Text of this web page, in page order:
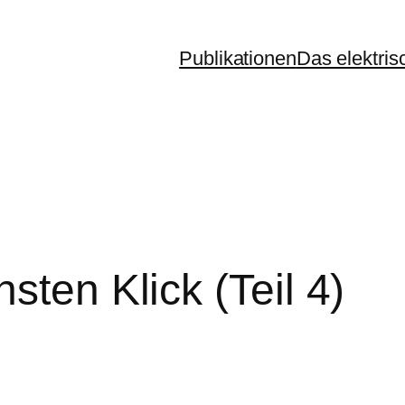
PublikationenDas
Klick (Teil 4)